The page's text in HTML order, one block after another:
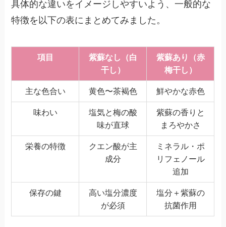
具体的な違いをイメージしやすいよう、一般的な
特徴を以下の表にまとめてみました。
項目
紫蘇なし（白
干し）
紫蘇あり（赤
梅干し）
主な色合い 黄色〜茶褐色 鮮やかな赤色
味わい
塩気と梅の酸
味が直球
紫蘇の香りと
まろやかさ
栄養の特徴
クエン酸が主
成分
ミネラル・ポ
リフェノール
追加
保存の鍵
高い塩分濃度
が必須
塩分＋紫蘇の
抗菌作用